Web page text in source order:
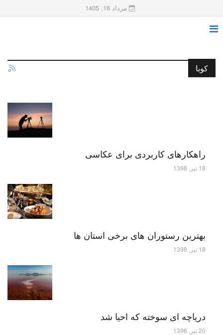
مرداد 16, 1405
کوبا
راهکارهای کاربردی برای عکاسی
18 تیر, 1398
بهترین رستوران های برخی استان ها
18 تیر, 1398
دریاچه ای سوخته که احیا شد
20 تیر, 1398